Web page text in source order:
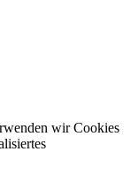
wir Cookies